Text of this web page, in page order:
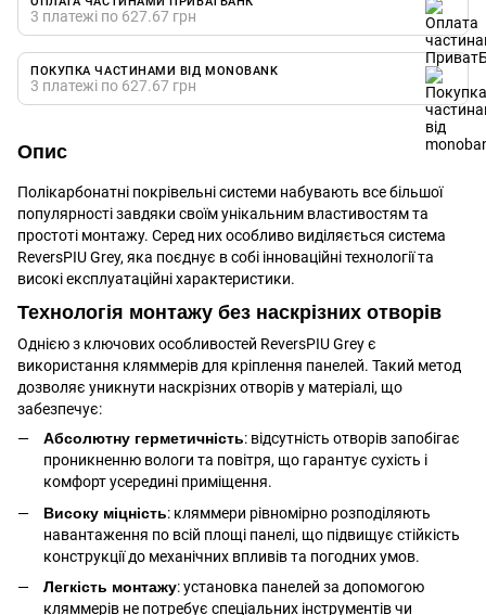
3 платежі по 627.67 грн
ПОКУПКА ЧАСТИНАМИ ВІД MONOBANK
3 платежі по 627.67 грн
Опис
Полікарбонатні покрівельні системи набувають все більшої
популярності завдяки своїм унікальним властивостям та
простоті монтажу. Серед них особливо виділяється система
ReversPIU Grey, яка поєднує в собі інноваційні технології та
високі експлуатаційні характеристики.
Технологія монтажу без наскрізних отворів
Однією з ключових особливостей ReversPIU Grey є
використання кляммерів для кріплення панелей. Такий метод
дозволяє уникнути наскрізних отворів у матеріалі, що
забезпечує:
Абсолютну герметичність: відсутність отворів запобігає
проникненню вологи та повітря, що гарантує сухість і
комфорт усередині приміщення.
Високу міцність: кляммери рівномірно розподіляють
навантаження по всій площі панелі, що підвищує стійкість
конструкції до механічних впливів та погодних умов.
Легкість монтажу: установка панелей за допомогою
кляммерів не потребує спеціальних інструментів чи